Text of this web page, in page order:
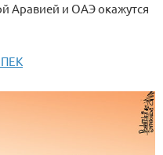
Аравией и ОАЭ окажутся